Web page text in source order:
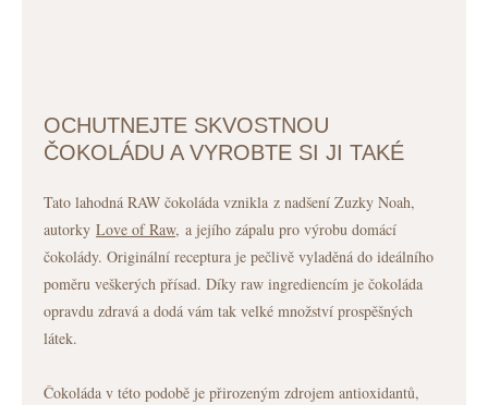
OCHUTNEJTE SKVOSTNOU
ČOKOLÁDU A VYROBTE SI JI TAKÉ
Tato lahodná RAW čokoláda vznikla z nadšení Zuzky Noah,
autorky Love of Raw, a jejího zápalu pro výrobu domácí
čokolády. Originální receptura je pečlivě vyladěná do ideálního
poměru veškerých přísad. Díky raw ingrediencím je čokoláda
opravdu zdravá a dodá vám tak velké množství prospěšných
látek.
Čokoláda v této podobě je přirozeným zdrojem antioxidantů,